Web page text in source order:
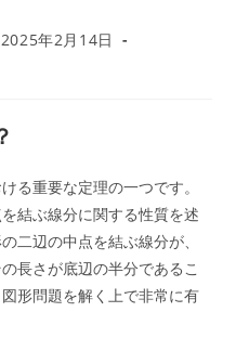
2025年2月14日
る重要な定理の一つです。
結ぶ線分に関する性質を述
二辺の中点を結ぶ線分が、
長さが底辺の半分であるこ
形問題を解く上で非常に有